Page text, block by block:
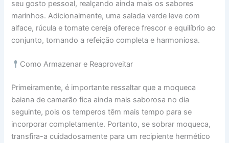
seu gosto pessoal, realçando ainda mais os sabores
marinhos. Adicionalmente, uma salada verde leve com
alface, rúcula e tomate cereja oferece frescor e equilíbrio ao
conjunto, tornando a refeição completa e harmoniosa.
Como Armazenar e Reaproveitar
Primeiramente, é importante ressaltar que a moqueca
baiana de camarão fica ainda mais saborosa no dia
seguinte, pois os temperos têm mais tempo para se
incorporar completamente. Portanto, se sobrar moqueca,
transfira-a cuidadosamente para um recipiente hermético